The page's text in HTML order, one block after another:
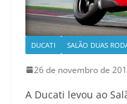
DUCATI SALÃO DUAS
26 de novembro de
A Ducati levou ao